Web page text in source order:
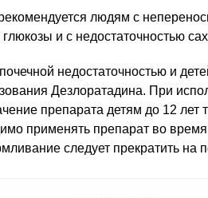
людям с
глюкозы и с недостаточностью
недостаточностью и
Дезлоратадина. При
препарата детям до 12 лет
применять препарат во
следует прекратить на